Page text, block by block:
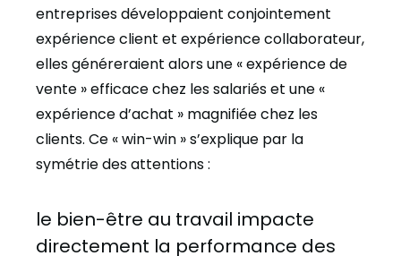
entreprises développaient conjointement
expérience client et expérience collaborateur,
elles généreraient alors une « expérience de
vente » efficace chez les salariés et une «
expérience d’achat » magnifiée chez les
clients. Ce « win-win » s’explique par la
symétrie des attentions :
le bien-être au travail impacte
directement la performance des